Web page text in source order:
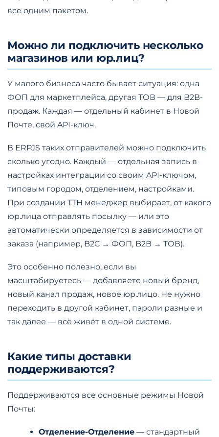
все одним пакетом.
Можно ли подключить несколько
магазинов или юр.лиц?
У малого бизнеса часто бывает ситуация: одна
ФОП для маркетплейса, другая ТОВ — для B2B-
продаж. Каждая — отдельный кабинет в Новой
Почте, свой API-ключ.
В ERPJS таких отправителей можно подключить
сколько угодно. Каждый — отдельная запись в
настройках интеграции со своим API-ключом,
типовым городом, отделением, настройками.
При создании ТТН менеджер выбирает, от какого
юр.лица отправлять посылку — или это
автоматически определяется в зависимости от
заказа (например, B2C → ФОП, B2B → ТОВ).
Это особенно полезно, если вы
масштабируетесь — добавляете новый бренд,
новый канал продаж, новое юр.лицо. Не нужно
переходить в другой кабинет, пароли разные и
так далее — всё живёт в одной системе.
Какие типы доставки
поддерживаются?
Поддерживаются все основные режимы Новой
Почты:
Отделение-Отделение — стандартный